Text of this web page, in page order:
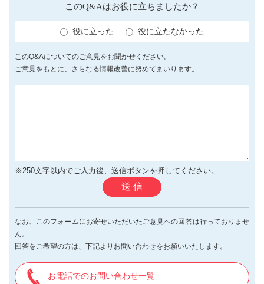
このQ&Aはお役に立ちましたか？
役に立った 役に立たなかった
このQ&Aについてのご意見をお聞かせください。
ご意見をもとに、さらなる情報改善に努めてまいります。
※250文字以内でご入力後、送信ボタンを押してください。
送 信
なお、このフォームにお寄せいただいたご意見への回答は行っておりませ
ん。
回答をご希望の方は、下記よりお問い合わせをお願いいたします。
お電話でのお問い合わせ一覧